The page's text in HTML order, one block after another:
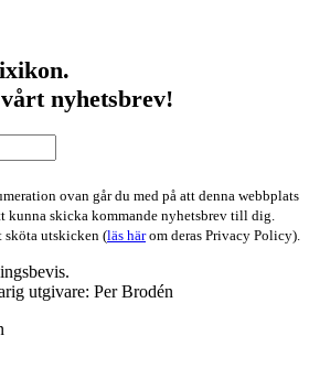
nyhetsbrev!
ovan går du med på att denna webbplats
kunna skicka kommande nyhetsbrev till dig.
utskicken (läs härom deras Privacy Policy).
utgivare: Per Brodén